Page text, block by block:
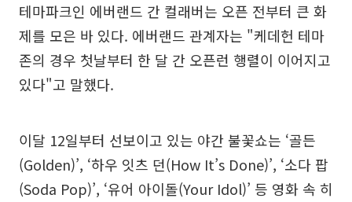
테마파크인 에버랜드 간 컬래버는 오픈 전부터 큰 화
제를 모은 바 있다. 에버랜드 관계자는 "케데헌 테마
존의 경우 첫날부터 한 달 간 오픈런 행렬이 이어지고
있다"고 말했다.
이달 12일부터 선보이고 있는 야간 불꽃쇼는 ‘골든
(Golden)’, ‘하우 잇츠 던(How It’s Done)’, ‘소다 팝
(Soda Pop)’, ‘유어 아이돌(Your Idol)’ 등 영화 속 히